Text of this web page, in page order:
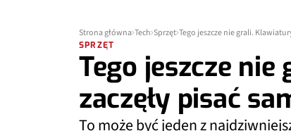
Strona główna Tech Sprzęt Tego jeszcze nie grali.
SPRZĘT
Tego jeszcze
zaczęły pisać
To może być jeden z